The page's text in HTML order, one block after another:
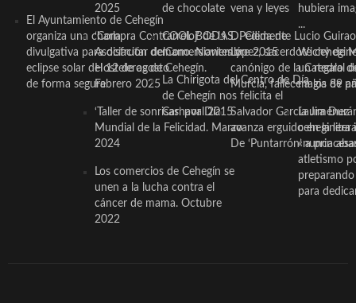
El Ayuntamiento de Cehegín
organiza una charla
divulgativa para disfrutar del
eclipse solar del 12 de agosto
de forma segura
2025
‘Compra Contrarreloj’ de la
Asociación de Comerciantes y
Hosteleros de Cehegín.
Febrero 2025
‘Taller de sonrisas’ por Día
Mundial de la Felicidad. Marzo
2024
Los comercios de Cehegín se
unen a la lucha contra el
cáncer de mama. Octubre
2022
de chocolate
COOL BODAS. Pedida de
mano. Noviembre 2015
La Chirigota del Centro de Día
de Cehegín nos felicita el
Carnaval 2015
vena y leyes
D. Clemente Lucio Guirao
López, sacerdote
canónigo de la Catedral
Murcia, fallece a los 89
Salvador García Jiménez
avanza erguido en la
De ‘Puntarrón’ a
hubiera
...
Wichy de
un regalo
magia de
Laura
ceheginera
«nunca
atletismo
para